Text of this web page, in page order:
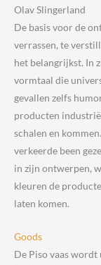
Olav Slingerland
De basis voor de
verrassen, te
het belangrijkst. In
vormtaal die
gevallen zelfs
producten
schalen en
verkeerde been
in zijn ontwerpen,
kleuren de
laten komen.
Goods
De Piso vaas